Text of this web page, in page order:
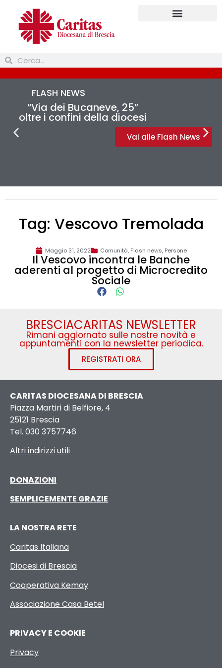
FLASH NEWS
“Via dei Bucaneve, 25”
oltre i confini della diocesi
Vai alle Flash News
Tag: Vescovo Tremolada
Maggio 31, 2022 Comunità, Flash news, Persone
Il Vescovo incontra le Banche
aderenti al progetto di Microcredito
Sociale
BRESCIACARITAS NEWSLETTER
Rimani aggiornato sulle nostre novità e
appuntamenti con la newsletter periodica.
REGISTRATI ORA
CARITAS DIOCESANA DI BRESCIA
Piazza Martiri di Belfiore, 4
25121 Brescia
Tel. 030 3757746
Altri indirizzi utili
DONAZIONI
SEMPLICEMENTE GRAZIE
LA NOSTRA RETE
Caritas Italiana
Diocesi di Brescia
Cooperativa Kemay
Associazione Casa Betel
PRIVACY E COOKIE
Privacy